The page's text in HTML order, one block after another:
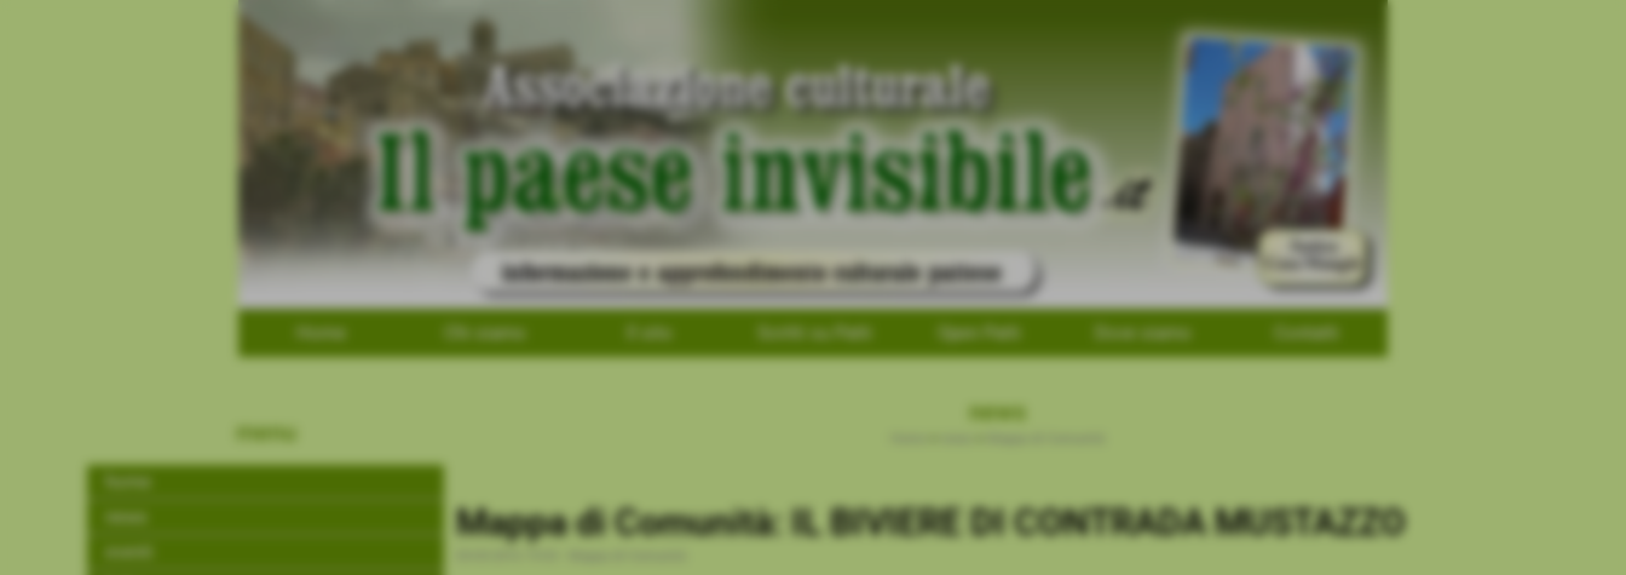
Home Chi siamo Il sito Scritti su Patti Open Patti Dove siamo Contatti
menu
home
news
eventi
news
Mappa di Comunità: IL BIVIERE DI CONTRADA MUSTAZZO